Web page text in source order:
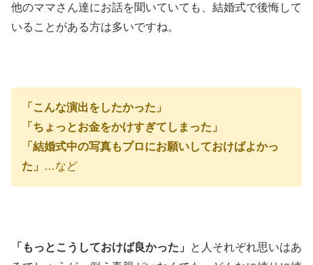
他のママさん達にお話を聞いていても、結婚式で後悔して
いることがある方は多いですね。
「こんな演出をしたかった」
「ちょっとお金をかけすぎてしまった」
「結婚式中の写真もプロにお願いしておけばよかっ
た」
…など
「もっとこうしておけば良かった」
と人それぞれ思いはあ